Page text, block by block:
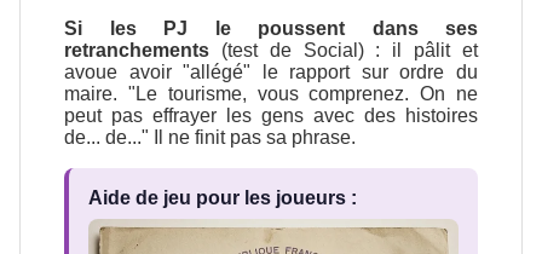
Si les PJ le poussent dans ses
retranchements (test de Social) : il pâlit et
avoue avoir "allégé" le rapport sur ordre du
maire. "Le tourisme, vous comprenez. On ne
peut pas effrayer les gens avec des histoires
de... de..." Il ne finit pas sa phrase.
Aide de jeu pour les joueurs :